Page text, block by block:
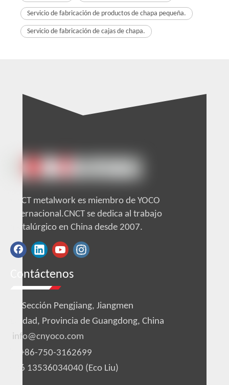
Servicio de fabricación de productos de chapa pequeña.
Servicio de fabricación de cajas de chapa.
CNCT metalwork es miembro de YOCO
internacional.CNCT se dedica al trabajo
metalúrgico en China desde 2007.
Contáctenos
Sección Pengjiang, Jiangmen
Ciudad, Provincia de Guangdong, China
info@cnyoco.com
+86-750-3162699
+86 13536034040 (Eco Liu)